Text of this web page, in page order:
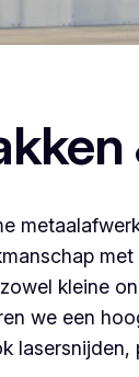
kleine
we een